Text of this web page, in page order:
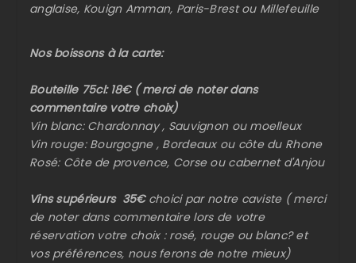
anglaise, Kouign Amman, Paris-Brest ou Millefeuille
Nos boissons à la carte:
Bouteille 75cl: 18€ ( merci de noter dans
commentaire votre choix)
Vin blanc: Chardonnay , Sauvignon ou moelleux
Vin rouge: Bourgogne , Bordeaux ou côte du Rhone
Rosé: Côte de provence, Corse ou cabernet d'Anjou
Vins supérieurs 35€choici par notre caviste ( merci
de noter dans commentaire lors de votre
réservation votre choix : rosé, rouge ou blanc? et
vos préférences, nous ferons de notre mieux)